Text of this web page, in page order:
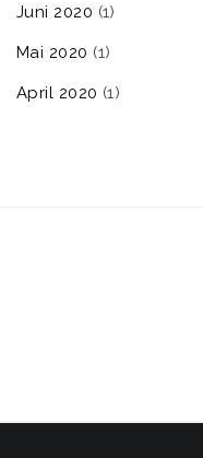
Juni 2020 (1)
Mai 2020 (1)
April 2020 (1)